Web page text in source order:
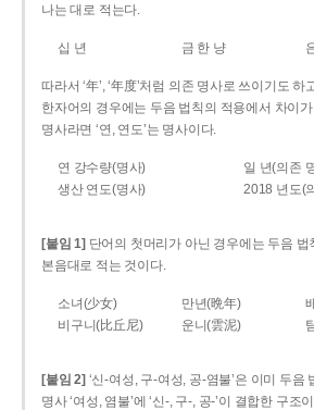
나는 대로 적는다.
십 년 금 한 냥
따라서 ‘年’, ‘年度’처럼 의존 명사로 쓰이기도
한자어의 경우에는 두음 법칙의 적용에서 차이가
명사라면 ‘연, 연도’는 명사이다.
연 강수량(명사)
일 년(의존
생산 연도(명사)
2018 년도(
[붙임 1] 단어의 첫머리가 아닌 경우에는 두음
본음대로 적는 것이다.
소녀(少女) 만년(晩年)
비구니(比丘尼)
운니(雲泥)
[붙임 2] ‘신-여성, 구-여성, 공-염불’은 이미 두음
명사 ‘여성, 염불’에 ‘신-, 구-, 공-’이 결합한 구조